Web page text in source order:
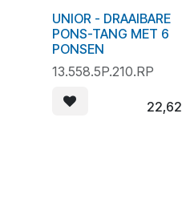
UNIOR - DRAAIBARE
PONS-TANG MET 6
PONSEN
13.558.5P.210.RP
22,62